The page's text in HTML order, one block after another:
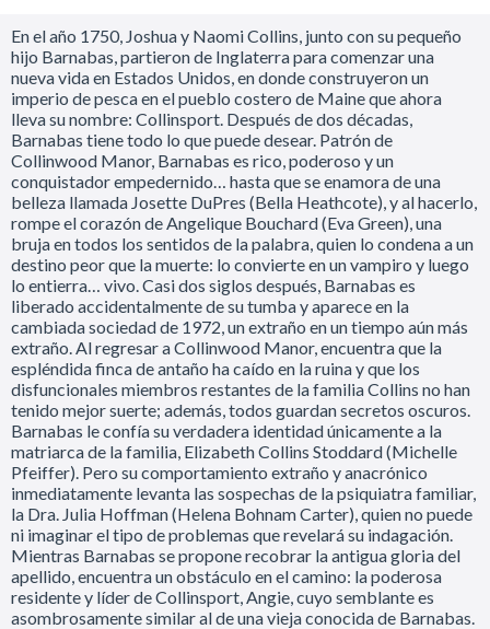
En el año 1750, Joshua y Naomi Collins, junto con su pequeño
hijo Barnabas, partieron de Inglaterra para comenzar una
nueva vida en Estados Unidos, en donde construyeron un
imperio de pesca en el pueblo costero de Maine que ahora
lleva su nombre: Collinsport. Después de dos décadas,
Barnabas tiene todo lo que puede desear. Patrón de
Collinwood Manor, Barnabas es rico, poderoso y un
conquistador empedernido… hasta que se enamora de una
belleza llamada Josette DuPres (Bella Heathcote), y al hacerlo,
rompe el corazón de Angelique Bouchard (Eva Green), una
bruja en todos los sentidos de la palabra, quien lo condena a un
destino peor que la muerte: lo convierte en un vampiro y luego
lo entierra… vivo. Casi dos siglos después, Barnabas es
liberado accidentalmente de su tumba y aparece en la
cambiada sociedad de 1972, un extraño en un tiempo aún más
extraño. Al regresar a Collinwood Manor, encuentra que la
espléndida finca de antaño ha caído en la ruina y que los
disfuncionales miembros restantes de la familia Collins no han
tenido mejor suerte; además, todos guardan secretos oscuros.
Barnabas le confía su verdadera identidad únicamente a la
matriarca de la familia, Elizabeth Collins Stoddard (Michelle
Pfeiffer). Pero su comportamiento extraño y anacrónico
inmediatamente levanta las sospechas de la psiquiatra familiar,
la Dra. Julia Hoffman (Helena Bohnam Carter), quien no puede
ni imaginar el tipo de problemas que revelará su indagación.
Mientras Barnabas se propone recobrar la antigua gloria del
apellido, encuentra un obstáculo en el camino: la poderosa
residente y líder de Collinsport, Angie, cuyo semblante es
asombrosamente similar al de una vieja conocida de Barnabas.